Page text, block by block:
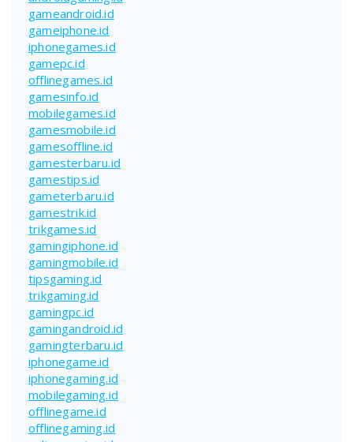
gameandroid.id
gameiphone.id
iphonegames.id
gamepc.id
offlinegames.id
gamesinfo.id
mobilegames.id
gamesmobile.id
gamesoffline.id
gamesterbaru.id
gamestips.id
gameterbaru.id
gamestrik.id
trikgames.id
gamingiphone.id
gamingmobile.id
tipsgaming.id
trikgaming.id
gamingpc.id
gamingandroid.id
gamingterbaru.id
iphonegame.id
iphonegaming.id
mobilegaming.id
offlinegame.id
offlinegaming.id